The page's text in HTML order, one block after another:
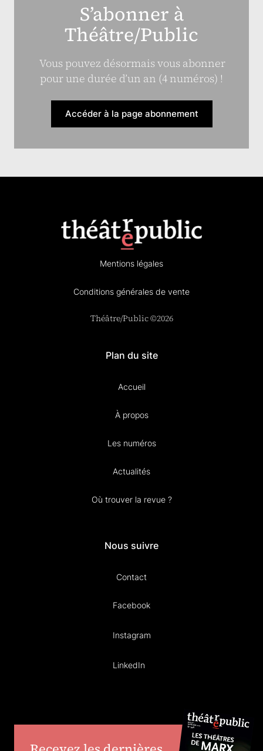
S’abonner à
Théâtre/Public
Vous pouvez désormais vous abonner
pour une durée d’un an (4 numéros) !
Accéder à la page abonnement
Mentions légales
Conditions générales de vente
Théâtre/Public ©2026
Plan du site
Accueil
À propos
Les numéros
Actualités
Où trouver la revue ?
Nous suivre
Contact
Facebook
Instagram
LinkedIn